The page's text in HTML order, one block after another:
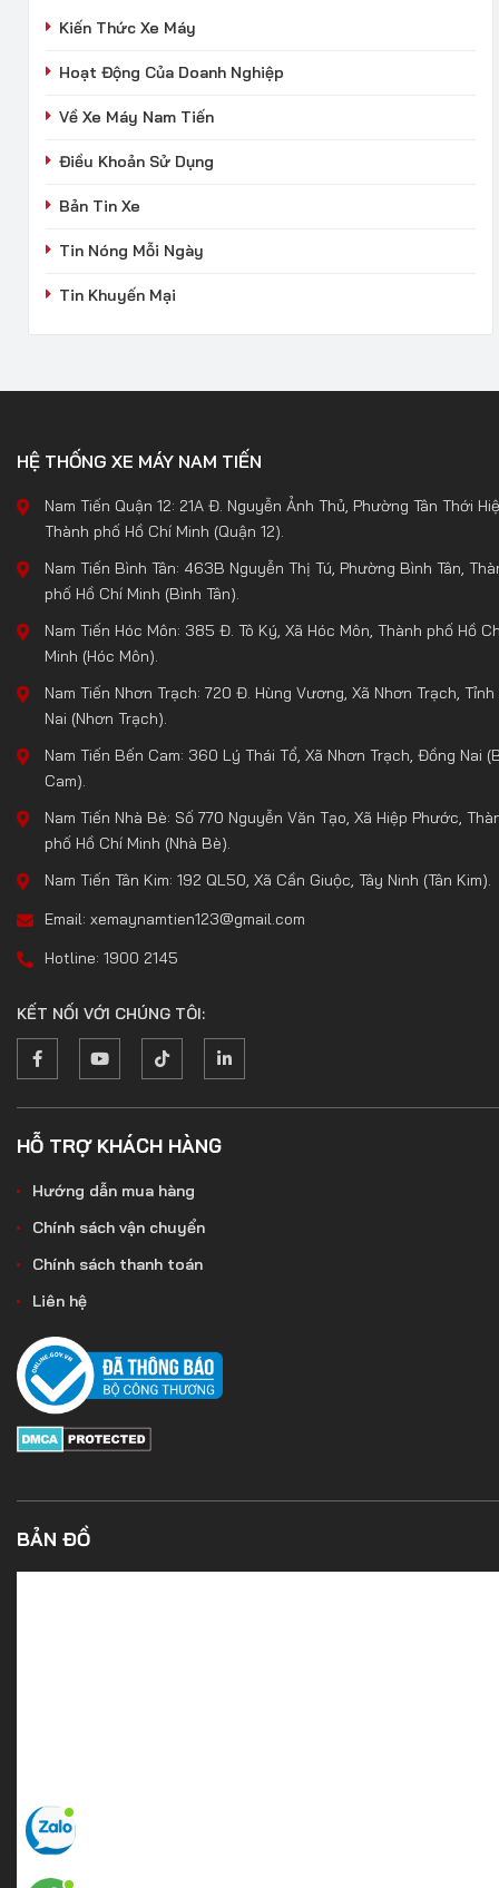
Kiến Thức Xe Máy
Hoạt Động Của Doanh Nghiệp
Về Xe Máy Nam Tiến
Điều Khoản Sử Dụng
Bản Tin Xe
Tin Nóng Mỗi Ngày
Tin Khuyến Mại
HỆ THỐNG XE MÁY NAM TIẾN
Nam Tiến Quận 12: 21A Đ. Nguyễn Ảnh Thủ, Phường Tân Thới
Thành phố Hồ Chí Minh (Quận 12).
Nam Tiến Bình Tân: 463B Nguyễn Thị Tú, Phường Bình Tân,
phố Hồ Chí Minh (Bình Tân).
Nam Tiến Hóc Môn: 385 Đ. Tô Ký, Xã Hóc Môn, Thành phố Hồ
Minh (Hóc Môn).
Nam Tiến Nhơn Trạch: 720 Đ. Hùng Vương, Xã Nhơn Trạch,
Nai (Nhơn Trạch).
Nam Tiến Bến Cam: 360 Lý Thái Tổ, Xã Nhơn Trạch, Đồng Nai
Cam).
Nam Tiến Nhà Bè: Số 770 Nguyễn Văn Tạo, Xã Hiệp Phước,
phố Hồ Chí Minh (Nhà Bè).
Nam Tiến Tân Kim: 192 QL50, Xã Cần Giuộc, Tây Ninh (Tân Kim).
Email: xemaynamtien123@gmail.com
Hotline: 1900 2145
KẾT NỐI VỚI CHÚNG TÔI:
HỖ TRỢ KHÁCH HÀNG
Hướng dẫn mua hàng
Chính sách vận chuyển
Chính sách thanh toán
Liên hệ
BẢN ĐỒ